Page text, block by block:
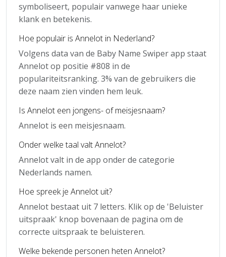
symboliseert, populair vanwege haar unieke
klank en betekenis.
Hoe populair is Annelot in Nederland?
Volgens data van de Baby Name Swiper app staat
Annelot op positie #808 in de
populariteitsranking. 3% van de gebruikers die
deze naam zien vinden hem leuk.
Is Annelot een jongens- of meisjesnaam?
Annelot is een meisjesnaam.
Onder welke taal valt Annelot?
Annelot valt in de app onder de categorie
Nederlands namen.
Hoe spreek je Annelot uit?
Annelot bestaat uit 7 letters. Klik op de 'Beluister
uitspraak' knop bovenaan de pagina om de
correcte uitspraak te beluisteren.
Welke bekende personen heten Annelot?